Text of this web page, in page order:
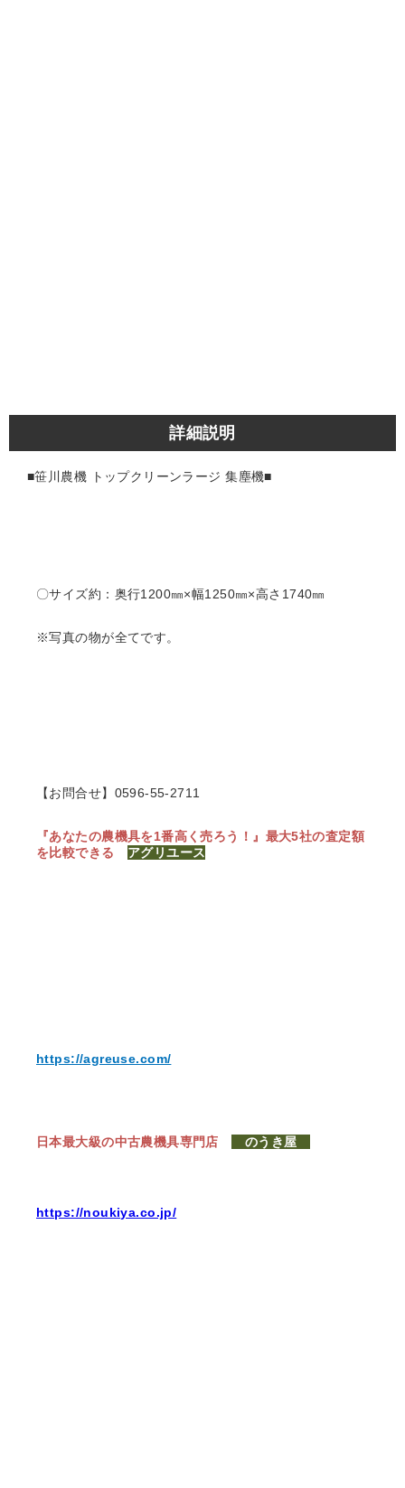
詳細説明
■笹川農機 トップクリーンラージ 集塵機■
〇サイズ約：奥行1200㎜×幅1250㎜×高さ1740㎜
※写真の物が全てです。
【お問合せ】0596-55-2711
『あなたの農機具を1番高く売ろう！』 最大5社の査定額
を比較できる アグリユース
https://agreuse.com/
日本最大級の中古農機具専門店 のうき屋
https://noukiya.co.jp/